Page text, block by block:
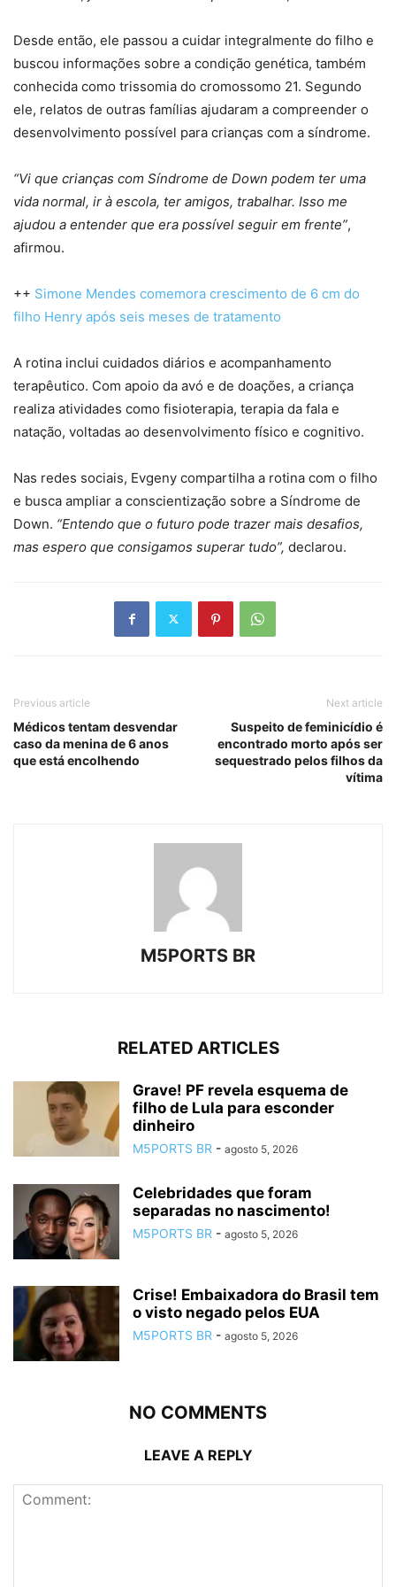
Desde então, ele passou a cuidar integralmente do filho e
buscou informações sobre a condição genética, também
conhecida como trissomia do cromossomo 21. Segundo
ele, relatos de outras famílias ajudaram a compreender o
desenvolvimento possível para crianças com a síndrome.
“Vi que crianças com Síndrome de Down podem ter uma
vida normal, ir à escola, ter amigos, trabalhar. Isso me
ajudou a entender que era possível seguir em frente”,
afirmou.
++ Simone Mendes comemora crescimento de 6 cm do
filho Henry após seis meses de tratamento
A rotina inclui cuidados diários e acompanhamento
terapêutico. Com apoio da avó e de doações, a criança
realiza atividades como fisioterapia, terapia da fala e
natação, voltadas ao desenvolvimento físico e cognitivo.
Nas redes sociais, Evgeny compartilha a rotina com o filho
e busca ampliar a conscientização sobre a Síndrome de
Down. “Entendo que o futuro pode trazer mais desafios,
mas espero que consigamos superar tudo”, declarou.
Previous article
Médicos tentam desvendar
caso da menina de 6 anos
que está encolhendo
Next article
Suspeito de feminicídio é
encontrado morto após ser
sequestrado pelos filhos da
vítima
M5PORTS BR
RELATED ARTICLES
Grave! PF revela esquema de
filho de Lula para esconder
dinheiro
M5PORTS BR - agosto 5, 2026
Celebridades que foram
separadas no nascimento!
M5PORTS BR - agosto 5, 2026
Crise! Embaixadora do Brasil tem
o visto negado pelos EUA
M5PORTS BR - agosto 5, 2026
NO COMMENTS
LEAVE A REPLY